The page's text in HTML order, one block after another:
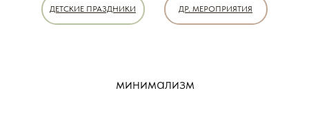
ДР. МЕРОПРИЯТИЯ
ДЕТСКИЕ ПРАЗДНИКИ
минимализм